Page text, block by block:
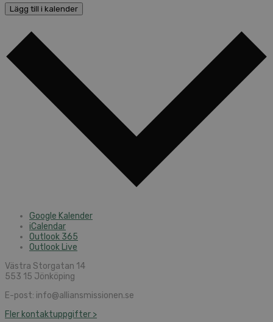
Lägg till i kalender
Google Kalender
iCalendar
Outlook 365
Outlook Live
Västra Storgatan 14
553 15 Jönköping
E-post: info@alliansmissionen.se
Fler kontaktuppgifter >